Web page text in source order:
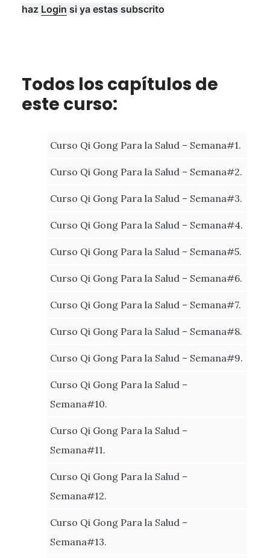
haz Login si ya estas subscrito
Todos los capítulos de
este curso:
Curso Qi Gong Para la Salud – Semana#1.
Curso Qi Gong Para la Salud – Semana#2.
Curso Qi Gong Para la Salud – Semana#3.
Curso Qi Gong Para la Salud – Semana#4.
Curso Qi Gong Para la Salud – Semana#5.
Curso Qi Gong Para la Salud – Semana#6.
Curso Qi Gong Para la Salud – Semana#7.
Curso Qi Gong Para la Salud – Semana#8.
Curso Qi Gong Para la Salud – Semana#9.
Curso Qi Gong Para la Salud –
Semana#10.
Curso Qi Gong Para la Salud –
Semana#11.
Curso Qi Gong Para la Salud –
Semana#12.
Curso Qi Gong Para la Salud –
Semana#13.